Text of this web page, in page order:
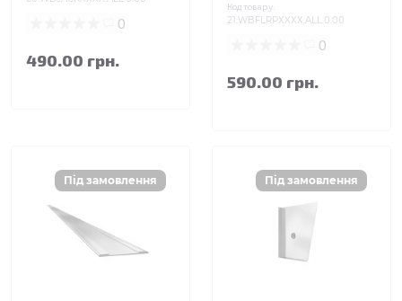
0
490.00 грн.
Код товару:
21.WBFLRPXXXX.ALL.0.00
0
590.00 грн.